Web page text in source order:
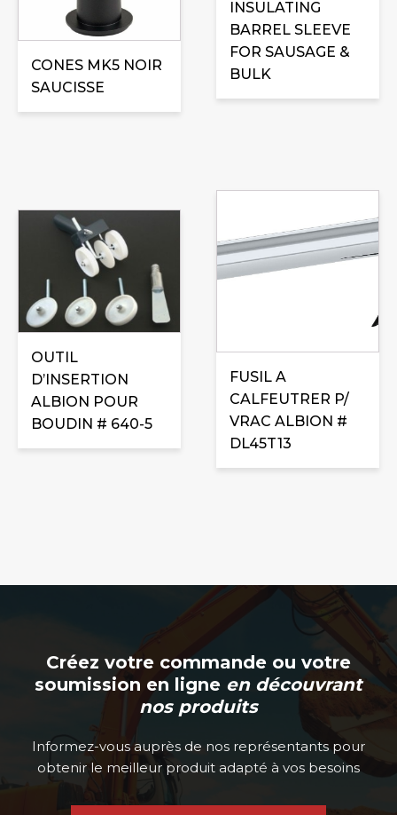
CONES MK5 NOIR
SAUCISSE
INSULATING
BARREL SLEEVE
FOR SAUSAGE &
BULK
OUTIL
D’INSERTION
ALBION POUR
BOUDIN # 640-5
FUSIL A
CALFEUTRER P/
VRAC ALBION #
DL45T13
Créez votre commande ou votre
soumission en ligne en découvrant
nos produits
Informez-vous auprès de nos représentants pour
obtenir le meilleur produit adapté à vos besoins